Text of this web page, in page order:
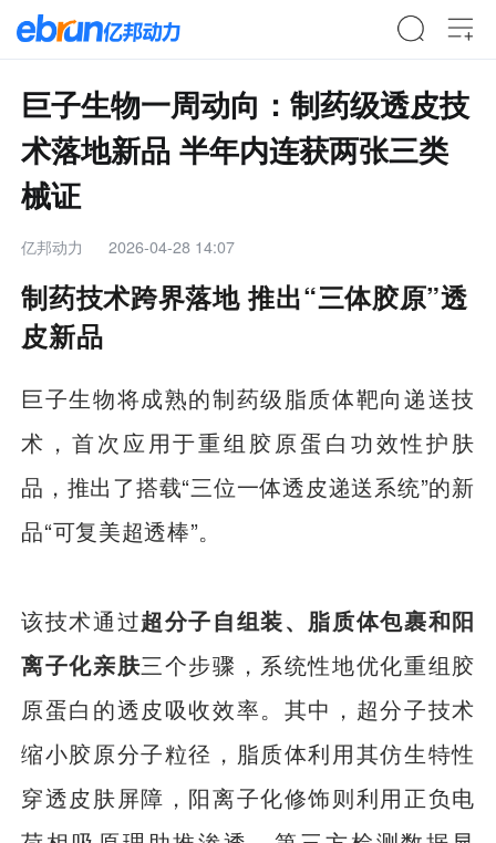
巨子生物一周动向：制药级透皮技
术落地新品 半年内连获两张三类
械证
亿邦动力 2026-04-28 14:07
制药技术跨界落地 推出“三体胶原”透
皮新品
巨子生物将成熟的制药级脂质体靶向递送技
术，首次应用于重组胶原蛋白功效性护肤
品，推出了搭载“三位一体透皮递送系统”的新
品“可复美超透棒”。
该技术通过超分子自组装、脂质体包裹和阳
离子化亲肤三个步骤，系统性地优化重组胶
原蛋白的透皮吸收效率。其中，超分子技术
缩小胶原分子粒径，脂质体利用其仿生特性
穿透皮肤屏障，阳离子化修饰则利用正负电